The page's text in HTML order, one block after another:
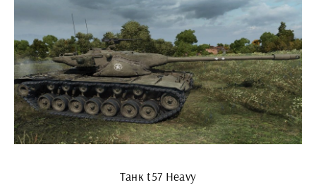
Танк t57 Heavy